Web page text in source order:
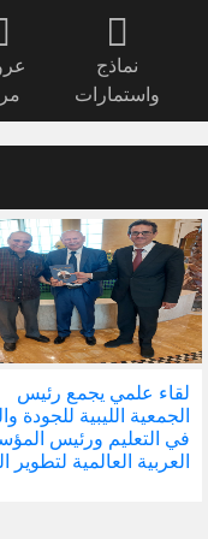
نماذج
واستمارات
لقاء علمي يجمع رئيس
الجمعية الليبية للجودة
في التعليم ورئيس
العربية العالمية لتطوير